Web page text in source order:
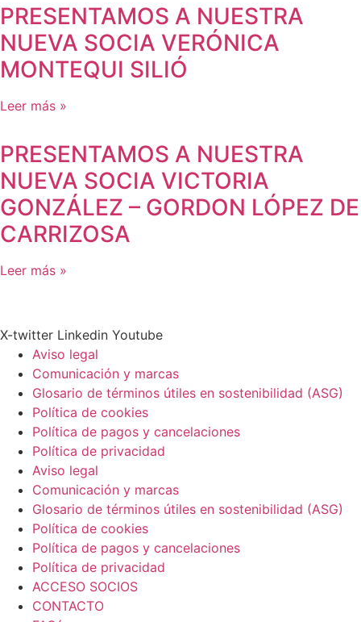
PRESENTAMOS A NUESTRA
NUEVA SOCIA VERÓNICA
MONTEQUI SILIÓ
Leer más »
PRESENTAMOS A NUESTRA
NUEVA SOCIA VICTORIA
GONZÁLEZ – GORDON LÓPEZ DE
CARRIZOSA
Leer más »
X-twitter Linkedin Youtube
Aviso legal
Comunicación y marcas
Glosario de términos útiles en sostenibilidad (ASG)
Política de cookies
Política de pagos y cancelaciones
Política de privacidad
Aviso legal
Comunicación y marcas
Glosario de términos útiles en sostenibilidad (ASG)
Política de cookies
Política de pagos y cancelaciones
Política de privacidad
ACCESO SOCIOS
CONTACTO